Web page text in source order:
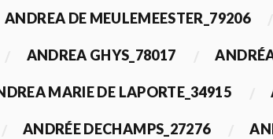
ANDREA DE MEULEMEESTER_79206
ANDREA GHYS_78017
MARIE DE LAPORTE_34915
ANDRÉE DECHAMPS_27276